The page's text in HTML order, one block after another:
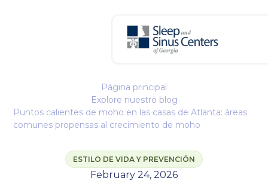
Página principal
Explore nuestro blog
Puntos calientes de moho en las casas de Atlanta: áreas
comunes propensas al crecimiento de moho
ESTILO DE VIDA Y PREVENCIÓN
February 24, 2026